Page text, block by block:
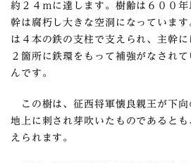
約２４ｍに達します。樹齢は６００
幹は腐朽し大きな空洞になっていま
は４本の鉄の支柱で支えられ、主幹
２箇所に鉄環をもって補強がなされ
んです。
この樹は、征西将軍懐良親王が下向
地上に刺され芽吹いたものであると
えられます。